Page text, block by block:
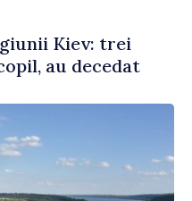
Kiev: trei
au decedat